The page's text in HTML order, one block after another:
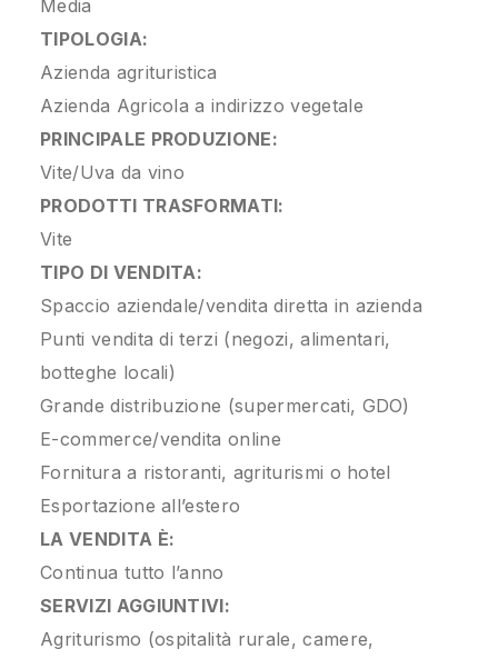
Media
TIPOLOGIA:
Azienda agrituristica
Azienda Agricola a indirizzo vegetale
PRINCIPALE PRODUZIONE:
Vite/Uva da vino
PRODOTTI TRASFORMATI:
Vite
TIPO DI VENDITA:
Spaccio aziendale/vendita diretta in azienda
Punti vendita di terzi (negozi, alimentari,
botteghe locali)
Grande distribuzione (supermercati, GDO)
E-commerce/vendita online
Fornitura a ristoranti, agriturismi o hotel
Esportazione all’estero
LA VENDITA È:
Continua tutto l’anno
SERVIZI AGGIUNTIVI:
Agriturismo (ospitalità rurale, camere,